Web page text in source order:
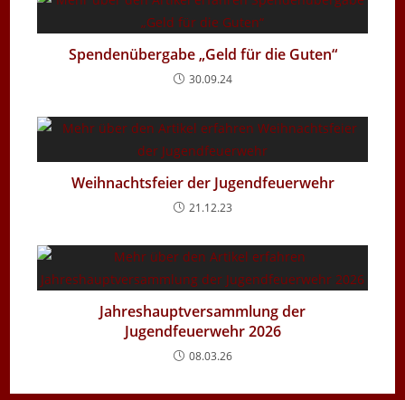
Spendenübergabe „Geld für die Guten“
30.09.24
Weihnachtsfeier der Jugendfeuerwehr
21.12.23
Jahreshauptversammlung der
Jugendfeuerwehr 2026
08.03.26